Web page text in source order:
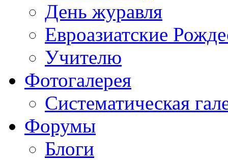
День журавля
Евроазиатские
Учителю
Фотогалерея
Систематическая
Форумы
Блоги